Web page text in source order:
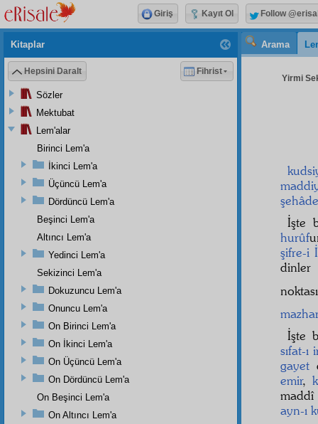
Arama
Yirmi
İşte
hurûf
şifre-i
İşte
sıfat-ı
gayet
emir,
ayn-ı
Kitaplar
Hepsini Daralt Fihrist
Sözler
Mektubat
Lem'alar
Birinci Lem'a
İkinci Lem'a
Üçüncü Lem'a
Dördüncü Lem'a
Beşinci Lem'a
Altıncı Lem'a
Yedinci Lem'a
Sekizinci Lem'a
Dokuzuncu Lem'a
Onuncu Lem'a
On Birinci Lem'a
On İkinci Lem'a
On Üçüncü Lem'a
On Dördüncü Lem'a
On Beşinci Lem'a
On Altıncı Lem'a
Giriş Kayıt Ol Follow